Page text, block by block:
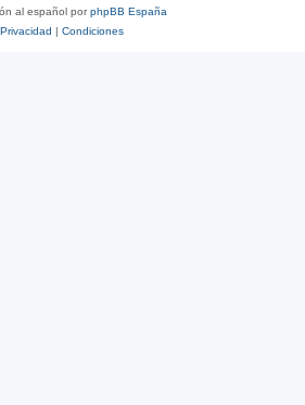
al español porphpBB España
Privacidad
Condiciones